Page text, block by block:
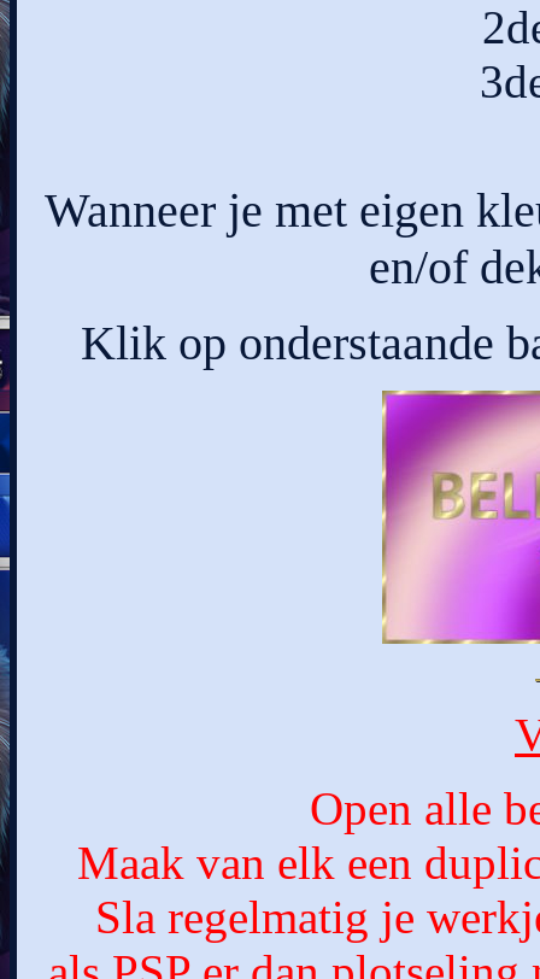
Wanneer je met eigen
en/of
Klik op onderstaande
Open alle
Maak van elk een
Sla regelmatig je